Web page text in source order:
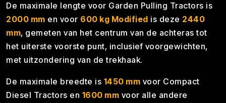
De maximale lengte voor Garden Pulling Tractors is
2000 mm en voor 600 kg Modified is deze 2440
mm, gemeten van het centrum van de achteras tot
het uiterste voorste punt, inclusief voorgewichten,
met uitzondering van de trekhaak.
De maximale breedte is 1450 mm voor Compact
Diesel Tractors en 1600 mm voor alle andere